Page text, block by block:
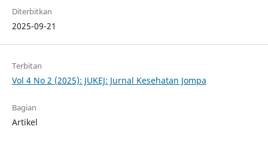
Diterbitkan
2025-09-21
Terbitan
Vol 4 No 2 (2025): JUKEJ: Jurnal Kesehatan Jompa
Bagian
Artikel